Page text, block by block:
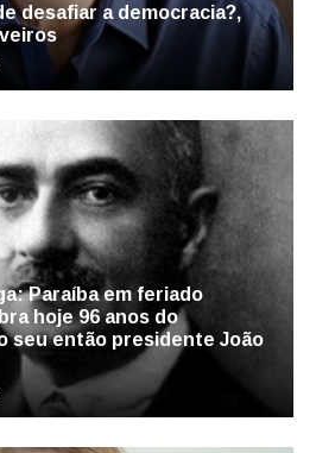
desafiar a democracia?,
Paraíba em feriado
hoje 96 anos do
seu então presidente João